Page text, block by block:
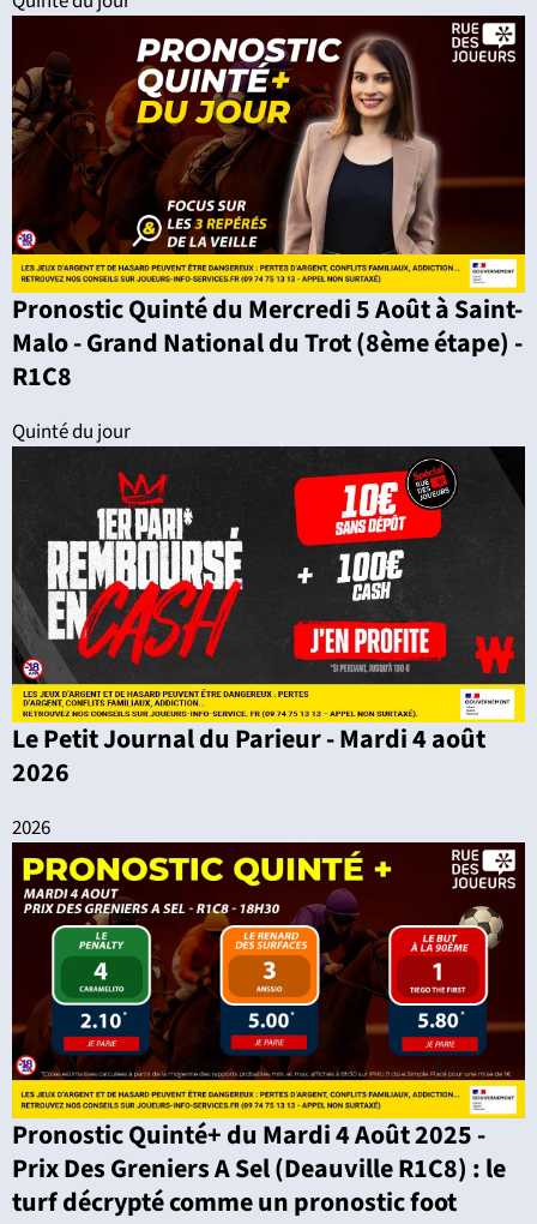
Pronostic Quinté du Mercredi 5 Août à Saint-
Malo - Grand National du Trot (8ème étape) -
R1C8
Quinté du jour
Le Petit Journal du Parieur - Mardi 4 août
2026
2026
Pronostic Quinté+ du Mardi 4 Août 2025 -
Prix Des Greniers A Sel (Deauville R1C8) : le
turf décrypté comme un pronostic foot